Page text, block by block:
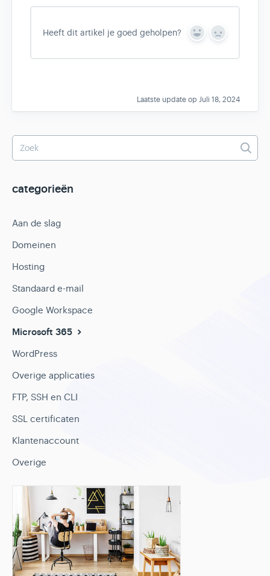
Heeft dit artikel je goed geholpen?
Y
s
N
Laatste update op Juli 18, 2024
categorieën
Aan de slag
Domeinen
Hosting
Standaard e-mail
Google Workspace
Microsoft 365
WordPress
Overige applicaties
FTP, SSH en CLI
SSL certificaten
Klantenaccount
Overige